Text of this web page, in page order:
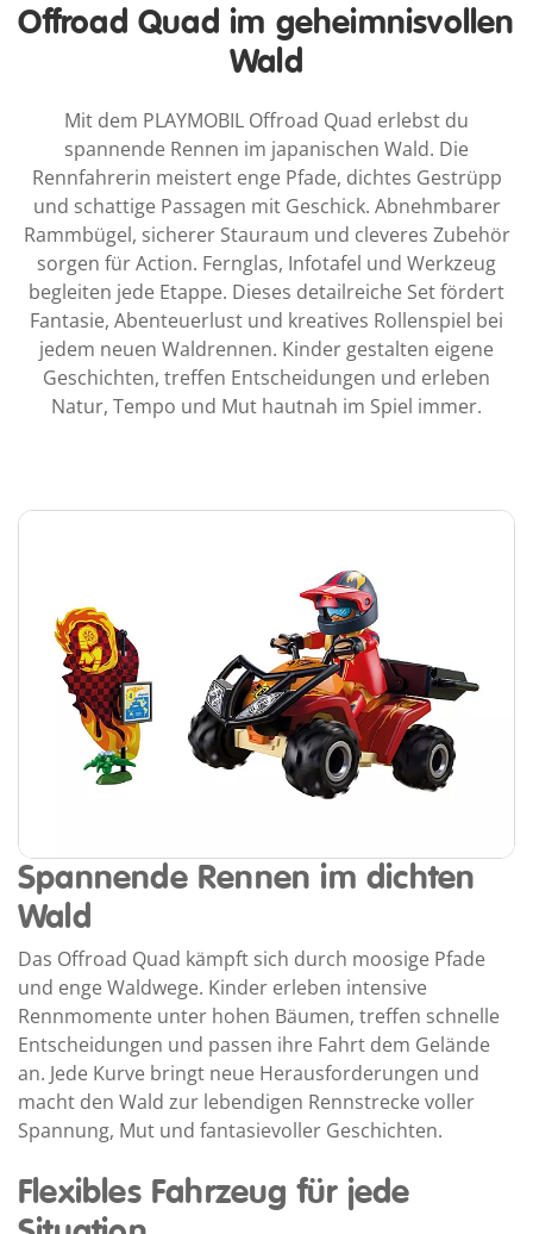
Offroad Quad im geheimnisvollen
Wald
Mit dem PLAYMOBIL Offroad Quad erlebst du
spannende Rennen im japanischen Wald. Die
Rennfahrerin meistert enge Pfade, dichtes Gestrüpp
und schattige Passagen mit Geschick. Abnehmbarer
Rammbügel, sicherer Stauraum und cleveres Zubehör
sorgen für Action. Fernglas, Infotafel und Werkzeug
begleiten jede Etappe. Dieses detailreiche Set fördert
Fantasie, Abenteuerlust und kreatives Rollenspiel bei
jedem neuen Waldrennen. Kinder gestalten eigene
Geschichten, treffen Entscheidungen und erleben
Natur, Tempo und Mut hautnah im Spiel immer.
Spannende Rennen im dichten
Wald
Das Offroad Quad kämpft sich durch moosige Pfade
und enge Waldwege. Kinder erleben intensive
Rennmomente unter hohen Bäumen, treffen schnelle
Entscheidungen und passen ihre Fahrt dem Gelände
an. Jede Kurve bringt neue Herausforderungen und
macht den Wald zur lebendigen Rennstrecke voller
Spannung, Mut und fantasievoller Geschichten.
Flexibles Fahrzeug für jede